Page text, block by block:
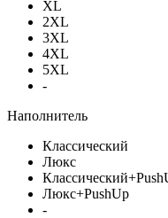
XL
2XL
3XL
4XL
5XL
-
Наполнитель
Классический
Люкс
Люкс+PushUp
-